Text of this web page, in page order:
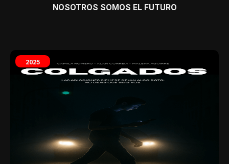
NOSOTROS SOMOS EL FUTURO
2025